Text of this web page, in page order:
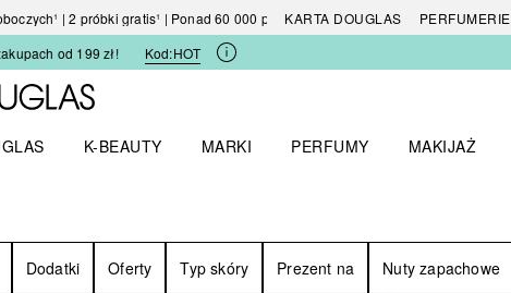
| 2 próbki gratis¹ | Ponad 60 000 produktówKARTA DOUGLAS PERFUMERIE
od 199 zł!
Kod:HOT
Strona główna Douglas
K-BEAUTY
MARKI
PERFUMY
MAKIJAŻ
Dodatki Oferty Typ skóry Prezent na Nuty zapachowe